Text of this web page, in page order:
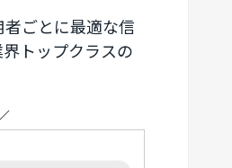
ごとに最適な信
トップクラスの